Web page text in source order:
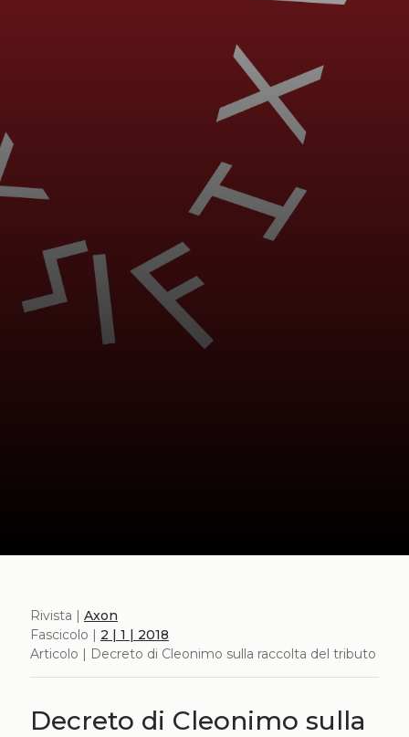
Rivista | Axon
Fascicolo | 2 | 1 | 2018
Articolo | Decreto di Cleonimo sulla raccolta del tributo
Decreto di Cleonimo sulla